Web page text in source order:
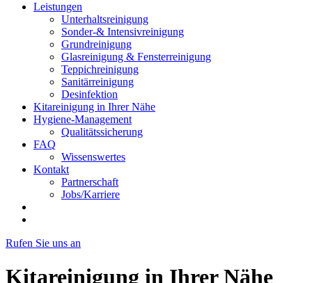
Leistungen
Unterhaltsreinigung
Sonder-& Intensivreinigung
Grundreinigung
Glasreinigung & Fensterreinigung
Teppichreinigung
Sanitärreinigung
Desinfektion
Kitareinigung in Ihrer Nähe
Hygiene-Management
Qualitätssicherung
FAQ
Wissenswertes
Kontakt
Partnerschaft
Jobs/Karriere
Rufen Sie uns an
Kitareinigung in Ihrer Nähe